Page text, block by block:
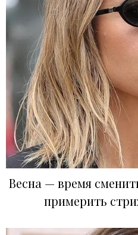
Весна — время
примерить